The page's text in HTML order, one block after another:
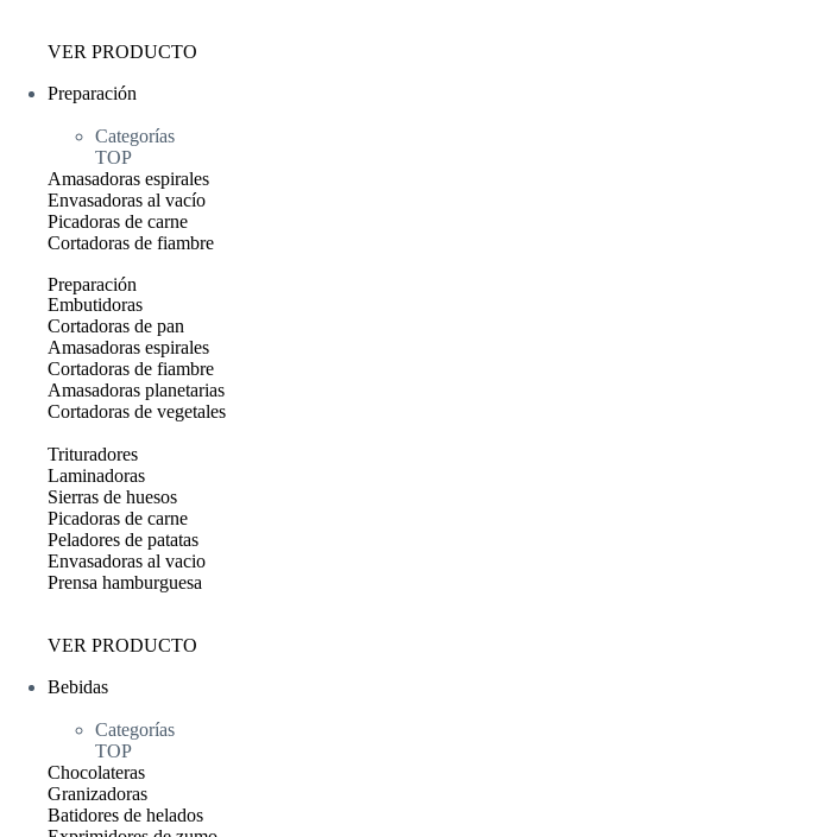
VER PRODUCTO
Preparación
Categorías
TOP
Amasadoras espirales
Envasadoras al vacío
Picadoras de carne
Cortadoras de fiambre
Preparación
Embutidoras
Cortadoras de pan
Amasadoras espirales
Cortadoras de fiambre
Amasadoras planetarias
Cortadoras de vegetales
Trituradores
Laminadoras
Sierras de huesos
Picadoras de carne
Peladores de patatas
Envasadoras al vacio
Prensa hamburguesa
VER PRODUCTO
Bebidas
Categorías
TOP
Chocolateras
Granizadoras
Batidores de helados